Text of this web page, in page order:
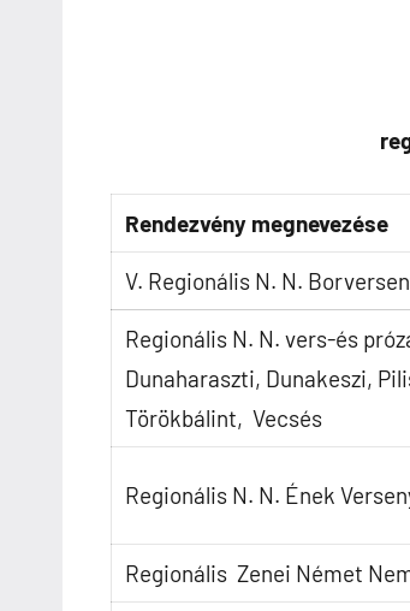
Rendezvény megnevezése
V. Regionális N. N.
Regionális N. N. vers-és
Dunaharaszti, Dunakeszi,
Törökbálint, Vecsés
Regionális N. N. Ének
Regionális Zenei Német